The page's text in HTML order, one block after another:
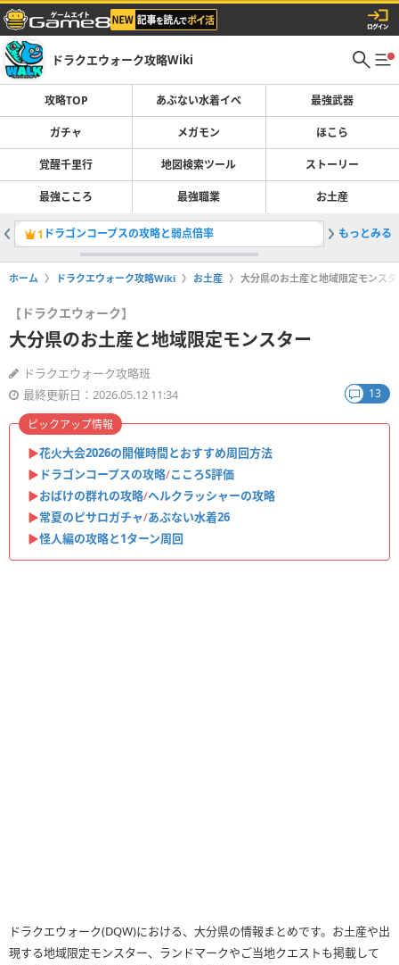
ドラクエウォーク攻略Wiki
攻略TOP あぶない水着イベ 最強武器
ガチャ メガモン ほこら
覚醒千里行 地図検索ツール ストーリー
最強こころ 最強職業 お土産
1 ドラゴンコープスの攻略と弱点倍率 2最強武
もっとみる
ホーム ドラクエウォーク攻略Wiki お土産 大分県のお土産と地域限定モンス
【ドラクエウォーク】
大分県のお土産と地域限定モンスター
ドラクエウォーク攻略班
最終更新日：2026.05.12 11:34
13
▶︎花火大会2026の開催時間とおすすめ周回方法
▶︎ ドラゴンコープスの攻略/こころS評価
▶︎おばけの群れの攻略/ヘルクラッシャーの攻略
▶︎常夏のピサロガチャ/あぶない水着26
▶︎怪人編の攻略と1ターン周回
ピックアップ情報
ドラクエウォーク(DQW)における、大分県の情報まとめです。お土産や出
現する地域限定モンスター、ランドマークやご当地クエストも掲載して